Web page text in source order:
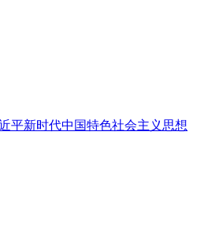
平新时代中国特色社会主义思想